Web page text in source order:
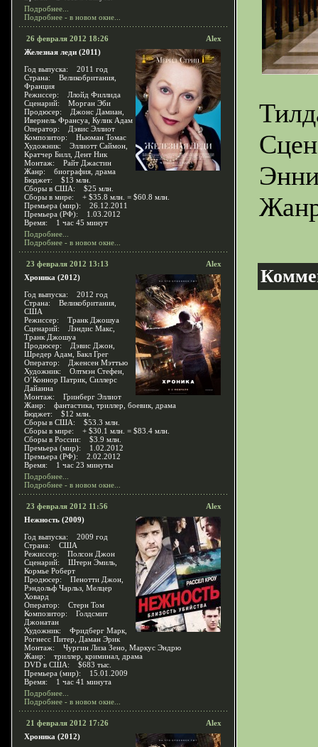
Подробнее...
Подробнее - в новом окне...
26 февраля 2012 18:26
Alex
Железная леди (2011)
Год выпуска: 2011 год
Страна: Великобритания,
Франция
Режиссер: Ллойд Филлида
Сценарий: Морган Эби
Продюсер: Джонс Дамиан,
Ивернель Франсуа, Кулик Адам
Оператор: Дэвис Эллиот
Композитор: Ньюман Томас
Художник: Эллиотт Саймон,
Кратчер Билл, Дент Ник
Монтаж: Райт Джастин
Жанр: биография, драма
Бюджет: $13 млн.
Сборы в США: $25 млн.
Сборы в мире: + $35.8 млн. = $60.8 млн.
Премьера (мир): 26.12.2011
Премьера (РФ): 1.03.2012
Время: 1 час 45 минут
Подробнее...
Подробнее - в новом окне...
23 февраля 2012 13:13
Alex
Хроника (2012)
Год выпуска: 2012 год
Страна: Великобритания,
США
Режиссер: Транк Джошуа
Сценарий: Лэндис Макс,
Транк Джошуа
Продюсер: Дэвис Джон,
Шредер Адам, Бакл Грег
Оператор: Дженсен Мэттью
Художник: Олтмэн Стефен,
О’Коннор Патрик, Силлерс
Дайанна
Монтаж: Гринберг Эллиот
Жанр: фантастика, триллер, боевик, драма
Бюджет: $12 млн.
Сборы в США: $53.3 млн.
Сборы в мире: + $30.1 млн. = $83.4 млн.
Сборы в России: $3.9 млн.
Премьера (мир): 1.02.2012
Премьера (РФ): 2.02.2012
Время: 1 час 23 минуты
Подробнее...
Подробнее - в новом окне...
23 февраля 2012 11:56
Alex
Нежность (2009)
Год выпуска: 2009 год
Страна: США
Режиссер: Полсон Джон
Сценарий: Штерн Эмиль,
Кормье Роберт
Продюсер: Пенотти Джон,
Рэндольф Чарльз, Мелцер
Ховард
Оператор: Стерн Том
Композитор: Голдсмит
Джонатан
Художник: Фридберг Марк,
Рогнесс Питер, Даман Эрик
Монтаж: Чургин Лиза Зено, Маркус Эндрю
Жанр: триллер, криминал, драма
DVD в США: $683 тыс.
Премьера (мир): 15.01.2009
Время: 1 час 41 минута
Подробнее...
Подробнее - в новом окне...
21 февраля 2012 17:26
Alex
Хроника (2012)